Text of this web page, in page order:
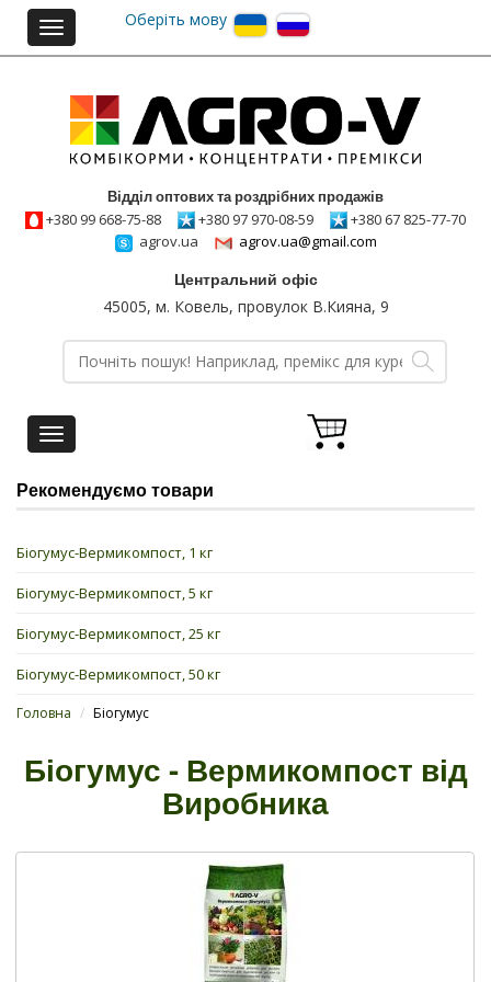
Toggle
navigation
Оберіть мову
Відділ оптових та роздрібних продажів
+380 99 668-75-88
+380 97 970-08-59
+380 67 825-77-70
agrov.ua
agrov.ua@gmail.com
Центральний офіс
45005, м. Ковель, провулок В.Кияна, 9
Toggle
navigation
Рекомендуємо товари
Біогумус-Вермикомпост, 1 кг
Біогумус-Вермикомпост, 5 кг
Біогумус-Вермикомпост, 25 кг
Біогумус-Вермикомпост, 50 кг
Головна / Біогумус
Біогумус - Вермикомпост від
Виробника